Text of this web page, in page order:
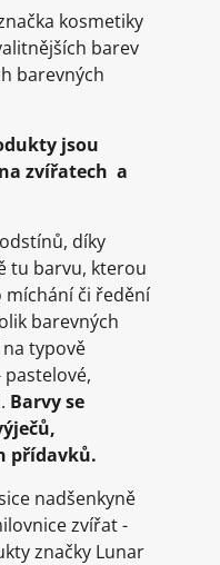
kosmetiky
barev
barevných
jsou
zvířatech a
díky
tu barvu, kterou
míchání či ředění
barevných
typově
Barvy se
přídavků.
nadšenkyně
zvířat -
značky Lunar